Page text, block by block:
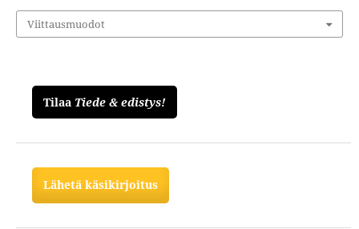
Viittausmuodot
Tilaa Tiede & edistys!
Lähetä käsikirjoitus